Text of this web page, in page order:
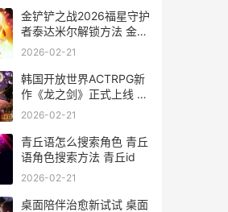
金铲铲之战2026福星守护
者泰达米尔解锁方法 金铲
铲之战2026春节小英雄
2026-02-21
韩国开放世界ACTRPG新
作《龙之剑》正式上线 韩
国开放世界手游
2026-02-21
青丘语怎么搜索角色 青丘
语角色搜索方法 青丘id
2026-02-21
桌面陪伴治愈新试试 桌面